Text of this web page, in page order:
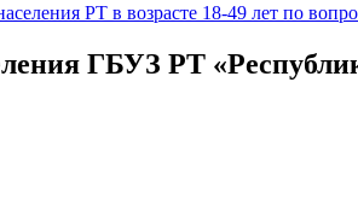
РТ в возрасте 18-49 лет по
ГБУЗ РТ